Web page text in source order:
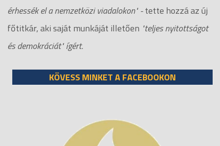
érhessék el a nemzetközi viadalokon" -tette hozzá az új
főtitkár, aki saját munkáját illetően "teljes nyitottságot
és demokráciát" ígért.
KÖVESS MINKET A FACEBOOKON